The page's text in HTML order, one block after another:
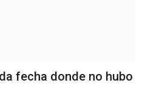
fecha donde no hubo